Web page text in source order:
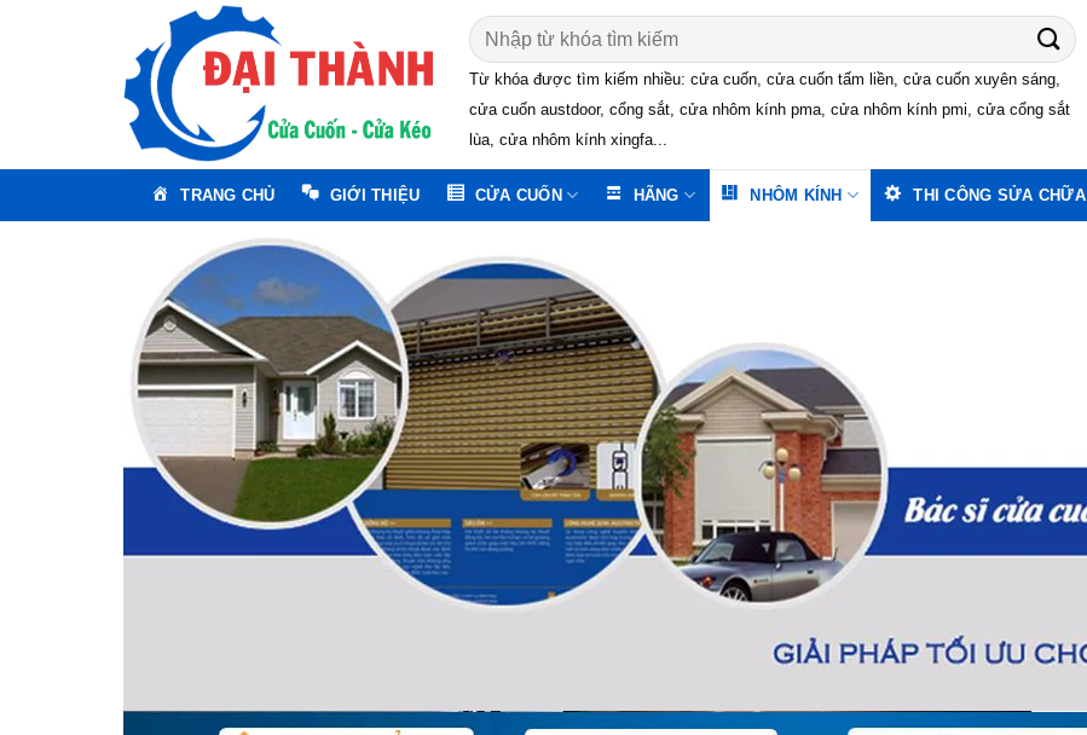
Tìm
kiếm:
Từ khóa được tìm kiếm nhiều: cửa cuốn, cửa cuốn tấm liền, cửa cuốn xuyên sáng,
cửa cuốn austdoor, cổng sắt, cửa nhôm kính pma, cửa nhôm kính pmi, cửa cổng sắt
lùa, cửa nhôm kính xingfa...
TRANG CHỦ GIỚI THIỆU CỬA CUỐN HÃNG NHÔM KÍNH THI CÔNG SỬA CHỮA